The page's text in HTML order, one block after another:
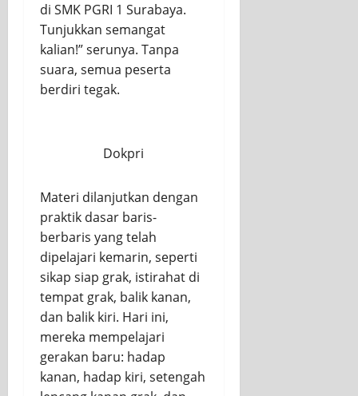
di SMK PGRI 1 Surabaya.
Tunjukkan semangat
kalian!” serunya. Tanpa
suara, semua peserta
berdiri tegak.
Dokpri
Materi dilanjutkan dengan
praktik dasar baris-
berbaris yang telah
dipelajari kemarin, seperti
sikap siap grak, istirahat di
tempat grak, balik kanan,
dan balik kiri. Hari ini,
mereka mempelajari
gerakan baru: hadap
kanan, hadap kiri, setengah